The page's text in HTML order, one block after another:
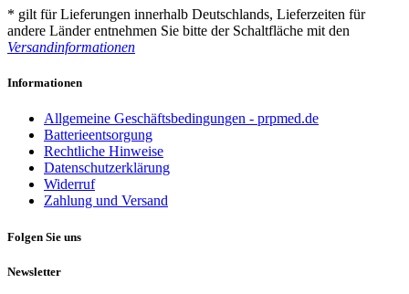
* gilt für Lieferungen innerhalb Deutschlands, Lieferzeiten für
andere Länder entnehmen Sie bitte der Schaltfläche mit den
Versandinformationen
Informationen
Allgemeine Geschäftsbedingungen - prpmed.de
Batterieentsorgung
Rechtliche Hinweise
Datenschutzerklärung
Widerruf
Zahlung und Versand
Folgen Sie uns
Newsletter